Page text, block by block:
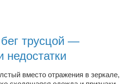
трусцой —
недостатки
вместо отражения в зеркале,